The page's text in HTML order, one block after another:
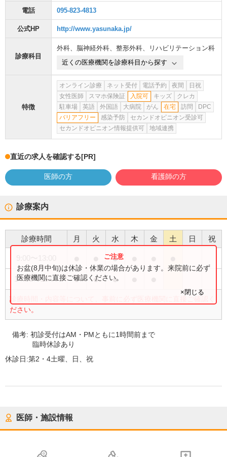
電話 095-823-4813
公式HP http://www.yasunaka.jp/
診療科目
外科、 脳神経外科、 整形外科、
リハビリテーション科
近くの医療機関を診療科目から探す
特徴
オンライン診療 ネット受付 電話予約 夜間
日祝
女性医師
スマホ保険証 入院可 キッズ
クレカ
駐車場
英語 外国語 大病院 がん 在宅 訪問
DPC
バリアフリー
感染予防
セカンドオピニオン受診可
セカンドオピニオン情報提供可
地域連携
直近の求人を確認する[PR]
医師の方 看護師の方
診療案内
診療時間 月 火 水 木 金 土 日 祝
●
14:00〜18:00 ● ● ●
診療時間・内容等について、事前に必ず医療機関に直接ご確認く
ださい。
お盆(8月中旬)は休診・休業の場合があります。来院前に必ず
医療機関に直接ご確認ください。
×閉じる
備考:初診受付はAM・PMともに1時間前まで
臨時休診あり
休診日:第2・4土曜、日、祝
医師・施設情報